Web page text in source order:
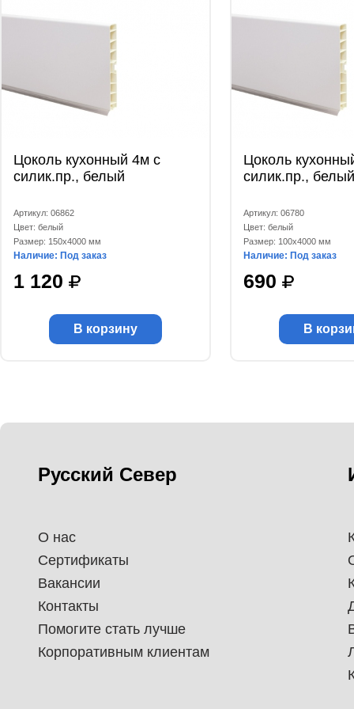
Цоколь кухонный 4м с
силик.пр., белый
Артикул: 06862
Цвет: белый
Размер: 150x4000 мм
Наличие: Под заказ
1 120
В корзину
Цоколь
силик.пр.,
Артикул: 06780
Цвет: белый
Размер: 100x4000 мм
Наличие: Под заказ
690
В
Русский Север
О нас
Сертификаты
Вакансии
Контакты
Помогите стать лучше
Корпоративным клиентам